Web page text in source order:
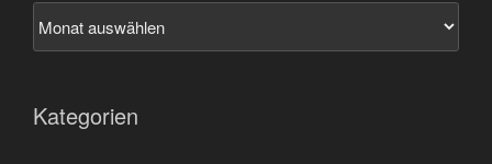
Kategorien